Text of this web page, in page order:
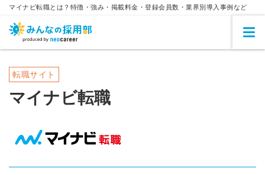
マイナビ転職とは？特徴・強み・掲載料金・登録会員数・業界別導入事例など
転職サイト
マイナビ転職